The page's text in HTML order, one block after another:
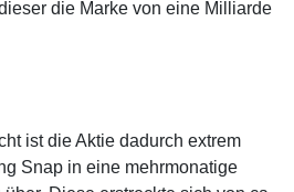
die Marke von eine Milliarde
ist die Aktie dadurch extrem
Snap in eine mehrmonatige